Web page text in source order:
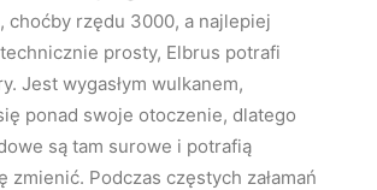
choćby rzędu 3000, a najlepiej
prosty, Elbrus potrafi
Jest wygasłym wulkanem,
ponad swoje otoczenie, dlatego
są tam surowe i potrafią
zmienić. Podczas częstych załamań